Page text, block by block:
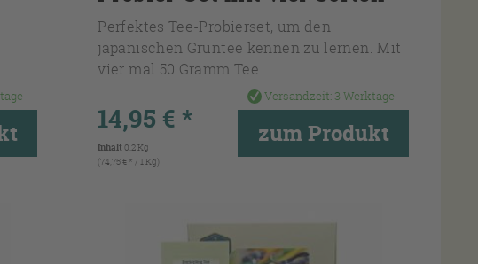
Perfektes Tee-Probierset, um den
japanischen Grüntee kennen zu lernen. Mit
vier mal 50 Gramm Tee...
Versandzeit: 3 Werktage
14,95 € *
Inhalt 0.2 Kg
(74,75 € * / 1 Kg)
zum Produkt